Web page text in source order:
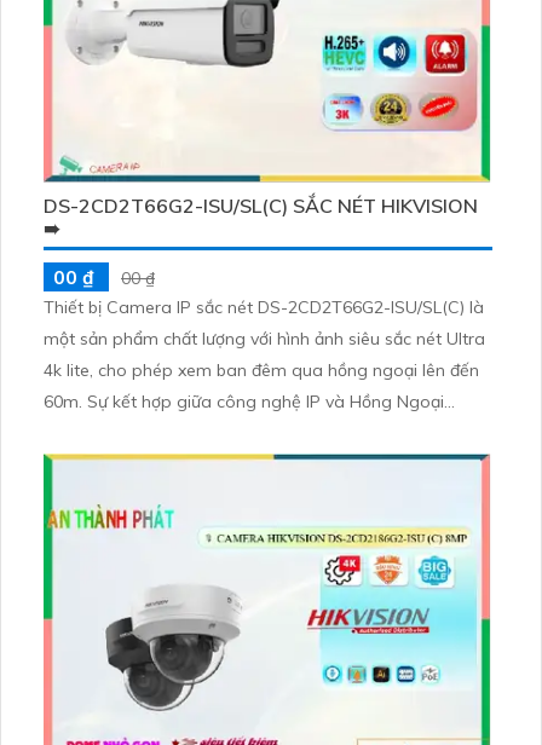
DS-2CD2T66G2-ISU/SL(C) SẮC NÉT HIKVISION
➠
00 ₫
00 ₫
Thiết bị Camera IP sắc nét DS-2CD2T66G2-ISU/SL(C) là
một sản phẩm chất lượng với hình ảnh siêu sắc nét Ultra
4k lite, cho phép xem ban đêm qua hồng ngoại lên đến
60m. Sự kết hợp giữa công nghệ IP và Hồng Ngoại
ảnh. Camera được sản xuất từ xưởng chuyên nghiệp với
sát chi tiết.